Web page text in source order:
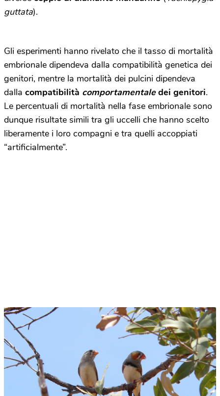
guttata).
Gli esperimenti hanno rivelato che il tasso di mortalità
embrionale dipendeva dalla compatibilità genetica dei
genitori, mentre la mortalità dei pulcini dipendeva
dalla compatibilità comportamentaledei genitori.
Le percentuali di mortalità nella fase embrionale sono
dunque risultate simili tra gli uccelli che hanno scelto
liberamente i loro compagni e tra quelli accoppiati
“artificialmente”.